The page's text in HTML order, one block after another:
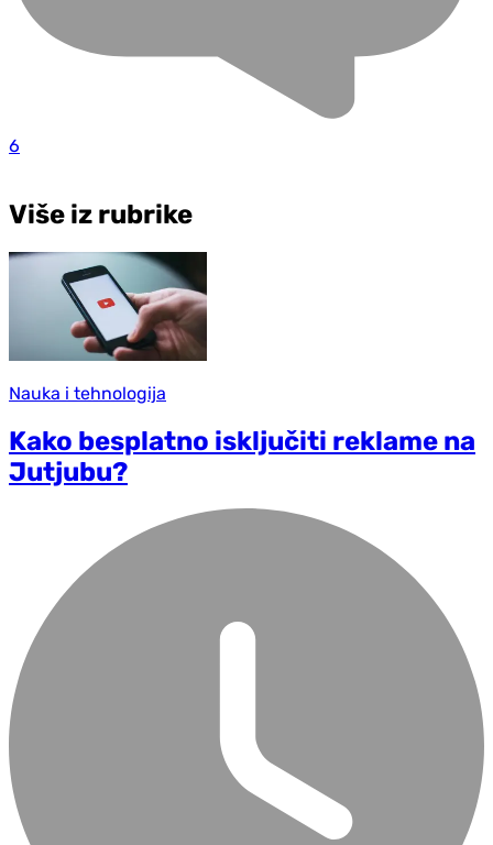
6
Više iz rubrike
Nauka i tehnologija
Kako besplatno isključiti reklame na
Jutjubu?